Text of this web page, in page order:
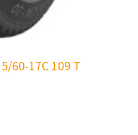
60-17C 109 T